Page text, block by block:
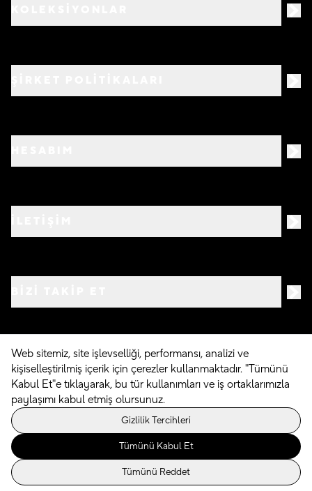
©2026 Crocs.com.tr • Tüm hakları saklıdır
Powered By
Web sitemiz, site işlevselliği, performansı, analizi ve
kişiselleştirilmiş içerik için çerezler kullanmaktadır. "Tümünü
Kabul Et"e tıklayarak, bu tür kullanımları ve iş ortaklarımızla
paylaşımı kabul etmiş olursunuz.
Gizlilik Tercihleri
Tümünü Kabul Et
Tümünü Reddet